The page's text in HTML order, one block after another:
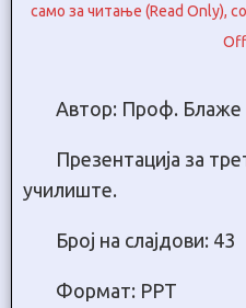
само за читање (Read Only),
Автор: Проф. Блаже
Презентација за
училиште.
Број на слајдови: 43
Формат: PPT